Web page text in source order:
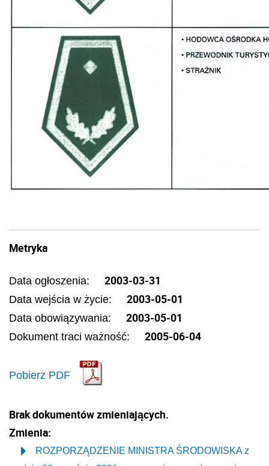
Metryka
Data ogłoszenia: 2003-03-31
Data wejścia w życie: 2003-05-01
Data obowiązywania: 2003-05-01
Dokument traci ważność: 2005-06-04
Pobierz PDF
Brak dokumentów zmieniających.
Zmienia:
ROZPORZĄDZENIE MINISTRA ŚRODOWISKA z